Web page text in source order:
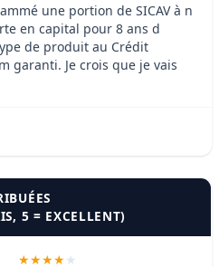
une portion de SICAV à n
en capital pour 8 ans d
de produit au Crédit
garanti. Je crois que je vais
5 = EXCELLENT)